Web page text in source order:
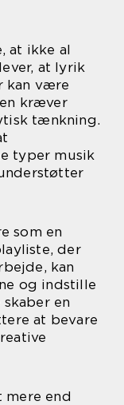
at ikke al
at lyrik
kan være
kræver
tænkning.
typer musik
som en
der
kan
og indstille
en
at bevare
mere end